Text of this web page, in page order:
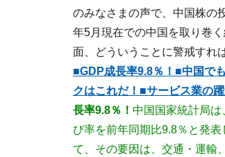
のみなさまの声で、中国株の
年5月現在での中国を取り巻
面、どういうことに警戒すれ
■GDP成長率9.8％！ ■中国で
クはこれだ！ ■サービス業の
長率9.8％！ 中国国家統計局
び率を前年同期比9.8％と発
て、その要因は、交通・運輸